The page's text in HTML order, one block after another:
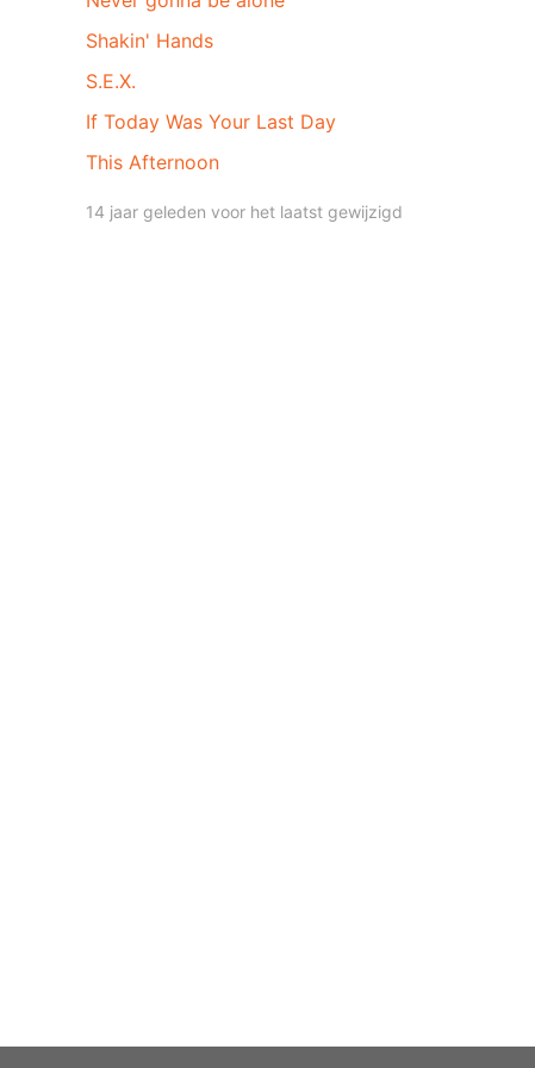
Shakin' Hands
S.E.X.
If Today Was Your Last Day
This Afternoon
14 jaar geleden voor het laatst gewijzigd